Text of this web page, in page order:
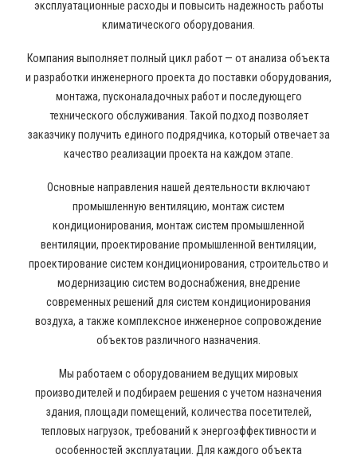
эксплуатационные расходы и повысить надежность работы
климатического оборудования.
Компания выполняет полный цикл работ — от анализа объекта
и разработки инженерного проекта до поставки оборудования,
монтажа, пусконаладочных работ и последующего
технического обслуживания. Такой подход позволяет
заказчику получить единого подрядчика, который отвечает за
качество реализации проекта на каждом этапе.
Основные направления нашей деятельности включают
промышленную вентиляцию, монтаж систем
кондиционирования, монтаж систем промышленной
вентиляции, проектирование промышленной вентиляции,
проектирование систем кондиционирования, строительство и
модернизацию систем водоснабжения, внедрение
современных решений для систем кондиционирования
воздуха, а также комплексное инженерное сопровождение
объектов различного назначения.
Мы работаем с оборудованием ведущих мировых
производителей и подбираем решения с учетом назначения
здания, площади помещений, количества посетителей,
тепловых нагрузок, требований к энергоэффективности и
особенностей эксплуатации. Для каждого объекта